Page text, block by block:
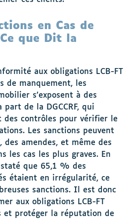
en Cas de
que Dit la
aux obligations LCB-FT
de manquement, les
s’exposent à des
de la DGCCRF, qui
des contrôles pour vérifier le
Les sanctions peuvent
amendes, et même des
les cas les plus graves. En
que 65,1 % des
étaient en irrégularité, ce
sanctions. Il est donc
aux obligations LCB-FT
et protéger la réputation de